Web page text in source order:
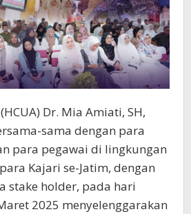
Dr. Mia Amiati, SH,
sama dengan para
para pegawai di lingkungan
Kajari se-Jatim, dengan
stake holder, pada hari
2025 menyelenggarakan